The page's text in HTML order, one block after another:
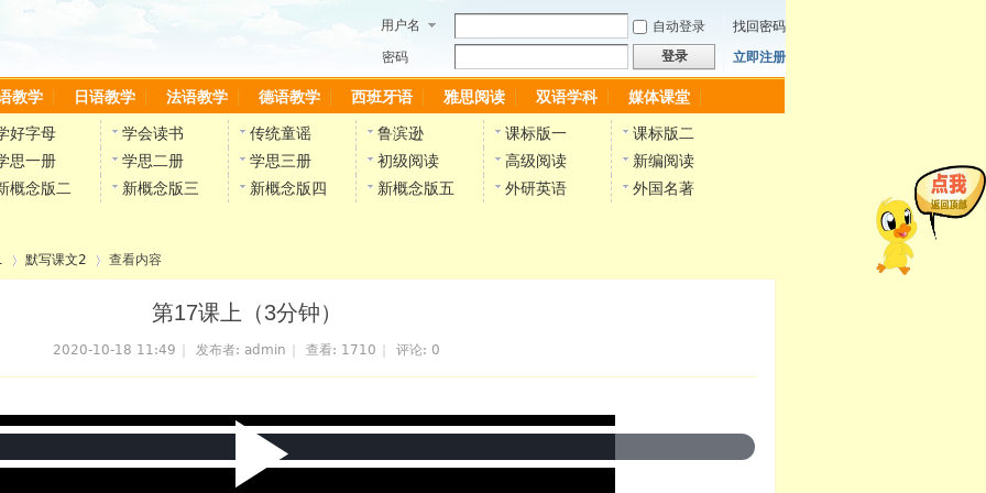
用户名 自动登录
找回密码
密码
登录 立即注册
教学 日语教学 法语教学 德语教学 西班牙语 雅思阅读 双语学科 媒体课堂
好字母 学会读书 传统童谣 鲁滨逊 课标版一
课标版二
思一册
学思二册 学思三册 初级阅读 高级阅读
新编阅读
概念版二
新概念版三 新概念版四 新概念版五 外研英语 外国名著
默写课文2
›
查看内容
第17课上（3分钟）
2020-10-18 11:49 发布者: admin 查看: 1710 评论: 0